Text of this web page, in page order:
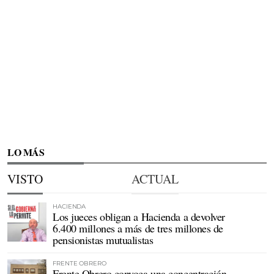
LO MÁS
VISTO ACTUAL
HACIENDA
Los jueces obligan a Hacienda a devolver
6.400 millones a más de tres millones de
pensionistas mutualistas
FRENTE OBRERO